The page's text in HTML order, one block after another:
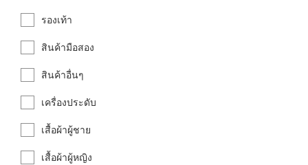
รองเท้า
สินค้ามือสอง
สินค้าอื่นๆ
เครื่องประดับ
เสื้อผ้าผู้ชาย
เสื้อผ้าผู้หญิง